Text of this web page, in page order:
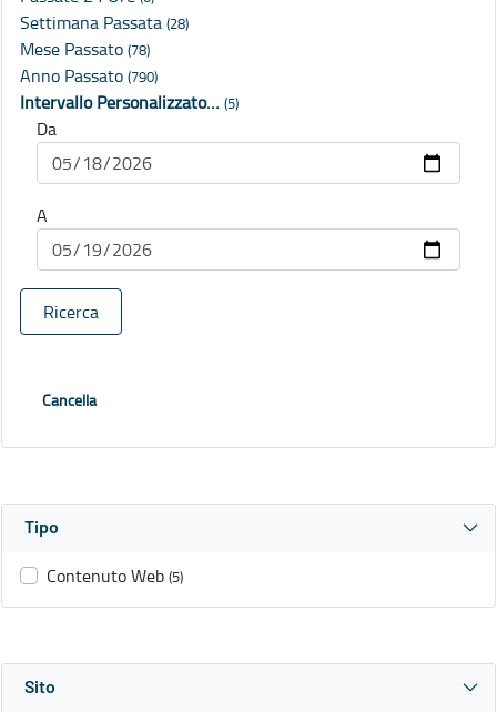
Settimana Passata (28)
Mese Passato (78)
Anno Passato (790)
Intervallo Personalizzato… (5)
Da
A
Ricerca
Cancella
Tipo
Contenuto Web (5)
Sito